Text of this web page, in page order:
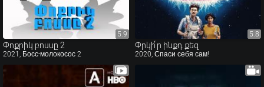
5.9
5.9
Փոքրիկ բոսսը 2
2021, Босс-молокосос 2
5.8
5.8
Փրկի՛ր ինքդ քեզ
2020, Спаси себя сам!